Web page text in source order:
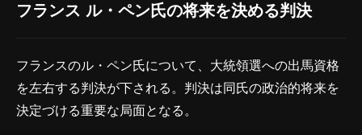
フランス ル・ペン氏の将来を決める判決
フランスのル・ペン氏について、大統領選への出馬資格
を左右する判決が下される。判決は同氏の政治的将来を
決定づける重要な局面となる。